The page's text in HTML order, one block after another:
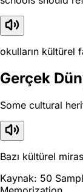
okulların kültürel
Gerçek
Some cultural
Bazı kültürel
Kaynak: 50